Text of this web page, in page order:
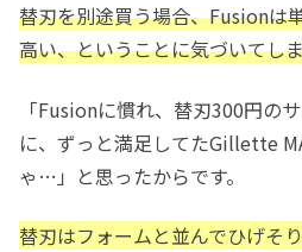
替刃を別途買う場合、Fusionは
高い、ということに気づいてし
「Fusionに慣れ、替刃300円の
に、ずっと満足してたGillette
ゃ…」と思ったからです。
替刃はフォームと並んでひげそ